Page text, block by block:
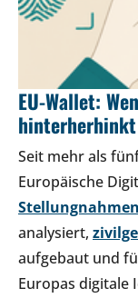
EU-Wallet:
hinterherhinkt
Seit mehr als
Europäische
Stellungnahmen
analysiert,
aufgebaut und
Europas